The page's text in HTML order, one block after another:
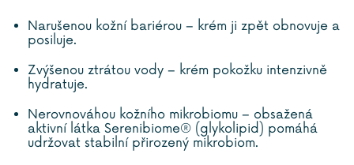
Narušenou kožní bariérou – krém ji zpět obnovuje a
posiluje.
Zvýšenou ztrátou vody – krém pokožku intenzivně
hydratuje.
Nerovnováhou kožního mikrobiomu – obsažená
aktivní látka Serenibiome® (glykolipid) pomáhá
udržovat stabilní přirozený mikrobiom.